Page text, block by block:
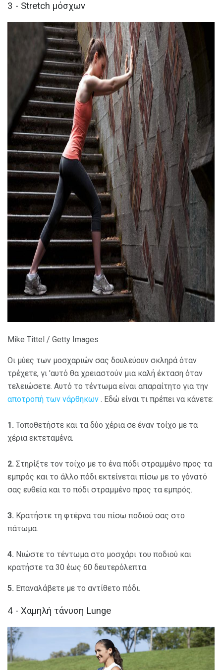
3 - Stretch μόσχων
ad
Mike Tittel / Getty Images
Οι μύες των μοσχαριών σας δουλεύουν σκληρά όταν
τρέχετε, γι 'αυτό θα χρειαστούν μια καλή έκταση όταν
τελειώσετε. Αυτό το τέντωμα είναι απαραίτητο για την
αποτροπή των νάρθηκων . Εδώ είναι τι πρέπει να κάνετε:
1. Τοποθετήστε και τα δύο χέρια σε έναν τοίχο με τα
χέρια εκτεταμένα.
2. Στηρίξτε τον τοίχο με το ένα πόδι στραμμένο προς τα
εμπρός και το άλλο πόδι εκτείνεται πίσω με το γόνατό
σας ευθεία και το πόδι στραμμένο προς τα εμπρός.
3. Κρατήστε τη φτέρνα του πίσω ποδιού σας στο
πάτωμα.
4. Νιώστε το τέντωμα στο μοσχάρι του ποδιού και
κρατήστε τα 30 έως 60 δευτερόλεπτα.
5. Επαναλάβετε με το αντίθετο πόδι.
4 - Χαμηλή τάνυση Lunge